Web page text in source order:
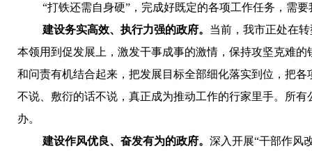
“打铁还需自身硬”，完成好既定的各项工作任务，需
建设务实高效、执行力强的政府。 当前，我市正处在
本领用到促发展上，激发干事成事的激情，保持攻坚克难
和问责有机结合起来，把发展目标全部细化落实到位，把
不说、敷衍的话不说 ， 真正成为推动工作的行家里手。所
办。
建设作风优良、奋发有为的政府。 深入开展“干部作风